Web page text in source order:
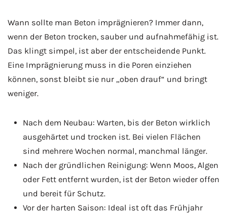
Wann sollte man Beton imprägnieren? Immer dann,
wenn der Beton trocken, sauber und aufnahmefähig ist.
Das klingt simpel, ist aber der entscheidende Punkt.
Eine Imprägnierung muss in die Poren einziehen
können, sonst bleibt sie nur „oben drauf“ und bringt
weniger.
Nach dem Neubau: Warten, bis der Beton wirklich
ausgehärtet und trocken ist. Bei vielen Flächen
sind mehrere Wochen normal, manchmal länger.
Nach der gründlichen Reinigung: Wenn Moos, Algen
oder Fett entfernt wurden, ist der Beton wieder offen
und bereit für Schutz.
Vor der harten Saison: Ideal ist oft das Frühjahr